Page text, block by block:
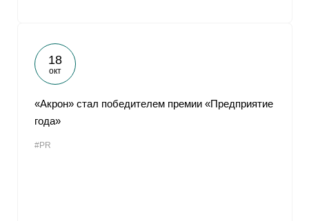
18
окт
«Акрон» стал победителем премии «Предприятие
года»
#PR